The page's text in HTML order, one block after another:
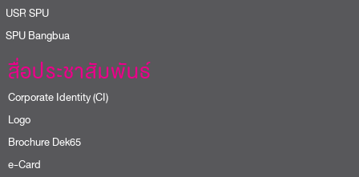
SPU
Bangbua
สื่อประชาสัมพันธ์
Corporate Identity (CI)
Logo
Brochure Dek65
e-Card